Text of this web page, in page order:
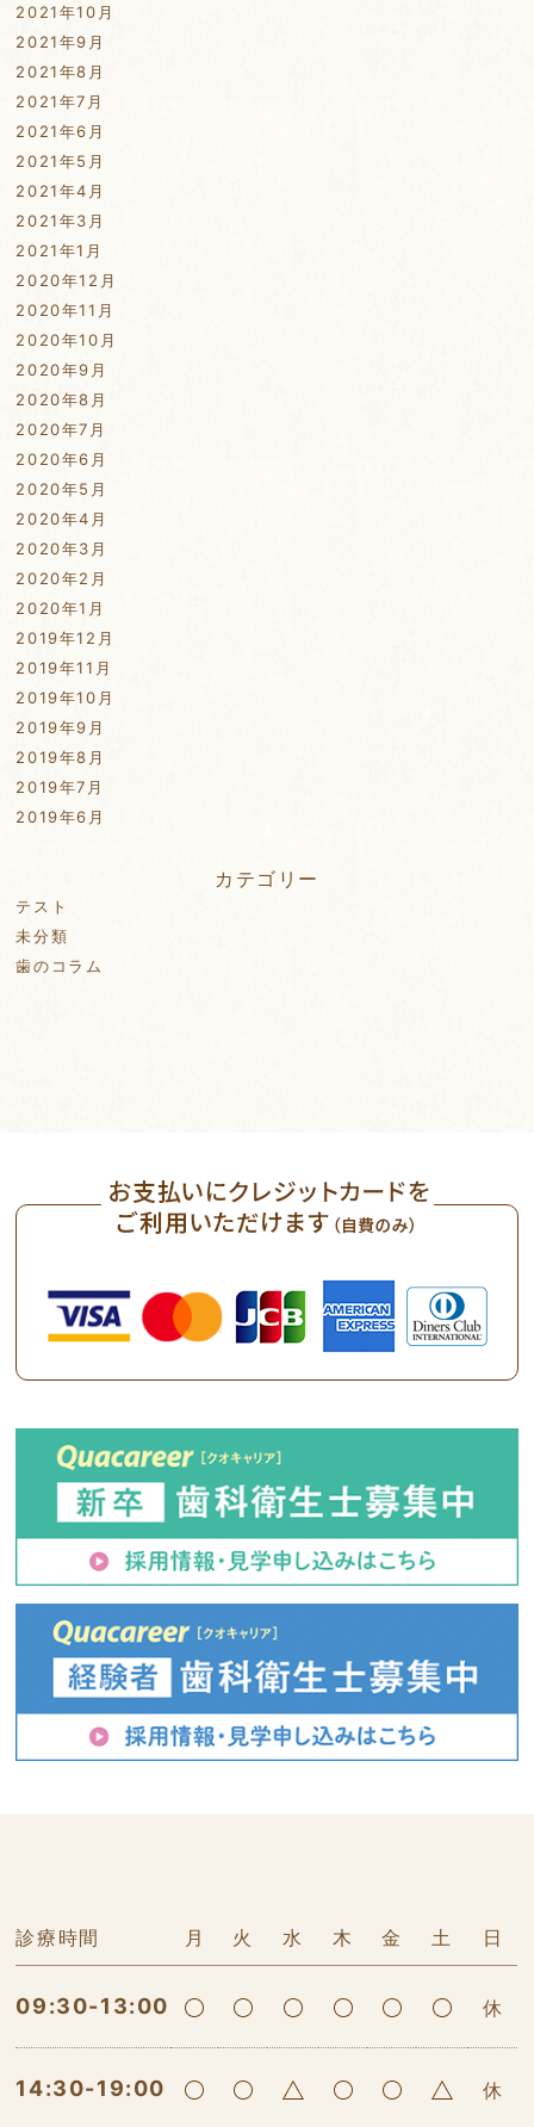
2021年10月
2021年9月
2021年8月
2021年7月
2021年6月
2021年5月
2021年4月
2021年3月
2021年1月
2020年12月
2020年11月
2020年10月
2020年9月
2020年8月
2020年7月
2020年6月
2020年5月
2020年4月
2020年3月
2020年2月
2020年1月
2019年12月
2019年11月
2019年10月
2019年9月
2019年8月
2019年7月
2019年6月
カテゴリー
テスト
未分類
歯のコラム
診療時間 月 火 水 木 金 土 日
09:30-13:00 休
14:30-19:00 休